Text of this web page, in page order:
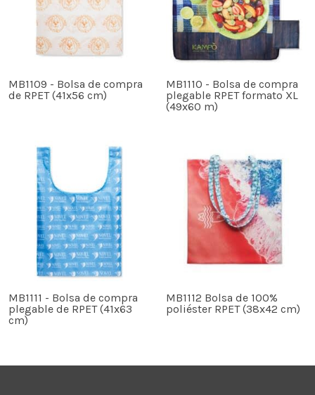
MB1109 - Bolsa de compra
de RPET (41x56 cm)
MB1110 - Bolsa de compra
plegable RPET formato XL
(49x60 m)
MB1111 - Bolsa de compra
plegable de RPET (41x63
cm)
MB1112 Bolsa de 100%
poliéster RPET (38x42 cm)